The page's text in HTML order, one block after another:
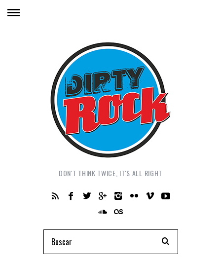
DON'T THINK TWICE, IT'S ALL RIGHT